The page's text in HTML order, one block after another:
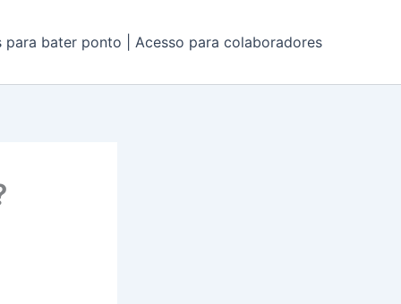
para bater ponto | Acesso para colaboradores